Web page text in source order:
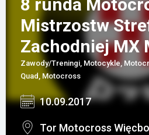
Ranking
Zaloguj się
Załóż konto
8 runda
Mistrzostw
Zachodniej MX
Zawody/Treningi, Motocykle,
Quad, Motocross
10.09.2017
Tor Motocross